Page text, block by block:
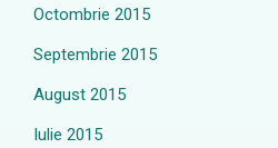
Octombrie 2015
Septembrie 2015
August 2015
Iulie 2015